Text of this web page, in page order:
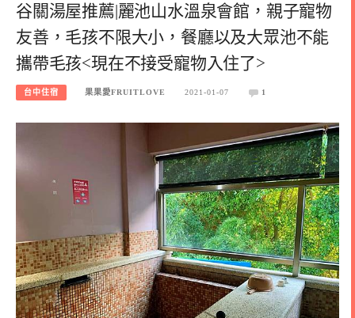
谷關湯屋推薦|麗池山水溫泉會館，親子寵物
友善，毛孩不限大小，餐廳以及大眾池不能
攜帶毛孩<現在不接受寵物入住了>
台中住宿 果果愛FRUITLOVE 2021-01-07 1